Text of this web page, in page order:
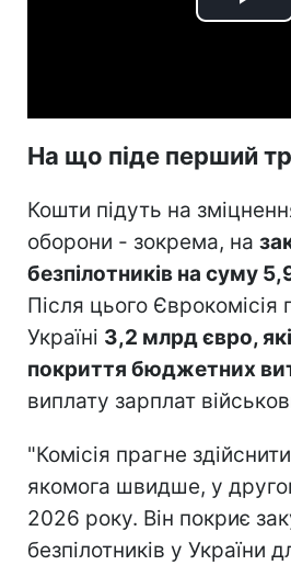
На що піде перший
Кошти підуть на
оборони - зокрема, на
безпілотників на суму
Після цього Єврокомісія
Україні 3,2 млрд євро,
покриття бюджетних
виплату зарплат
"Комісія прагне
якомога швидше, у
2026 року. Він покриє
безпілотників у України